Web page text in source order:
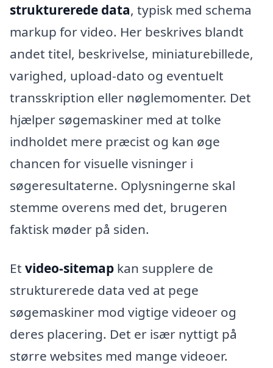
strukturerede data, typisk med schema
markup for video. Her beskrives blandt
andet titel, beskrivelse, miniaturebillede,
varighed, upload-dato og eventuelt
transskription eller nøglemomenter. Det
hjælper søgemaskiner med at tolke
indholdet mere præcist og kan øge
chancen for visuelle visninger i
søgeresultaterne. Oplysningerne skal
stemme overens med det, brugeren
faktisk møder på siden.
Et video-sitemap kan supplere de
strukturerede data ved at pege
søgemaskiner mod vigtige videoer og
deres placering. Det er især nyttigt på
større websites med mange videoer.